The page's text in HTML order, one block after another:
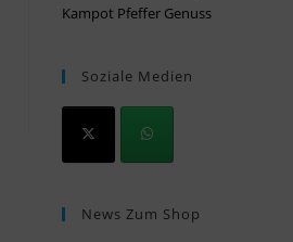
Kampot Pfeffer Genuss
Soziale Medien
News Zum Shop